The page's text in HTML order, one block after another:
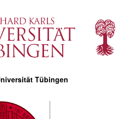
Tübingen